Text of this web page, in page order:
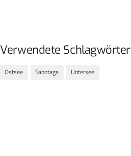
Verwendete Schlagwörter
Ostsee Sabotage Untersee